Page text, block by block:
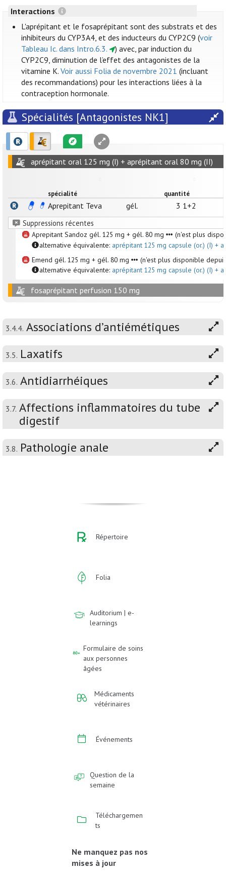
Interactions
L'aprépitant et le fosaprépitant sont des substrats et des
inhibiteurs du CYP3A4, et des inducteurs du CYP2C9 (voir
Tableau Ic. dans Intro.6.3.
) avec, par induction du
CYP2C9, diminution de l’effet des antagonistes de la
vitamine K.Voir aussi Folia de novembre 2021 (incluant
des recommandations) pour les interactions liées à la
contraception hormonale.
Spécialités [Antagonistes NK1]
aprépitant oral 125 mg (I) + aprépitant oral 80 mg (II)
spécialité quantité
Aprepitant Teva gél. 3 1+2
Suppressions récentes
Aprepitant Sandoz gél. 125 mg + gél. 80 mg
(n'est plus
alternative équivalente: aprépitant 125 mg capsule (or.) (I) +
Emend gél. 125 mg + gél. 80 mg
(n'est plus disponible
alternative équivalente: aprépitant 125 mg capsule (or.) (I) +
fosaprépitant perfusion 150 mg
3.4.4. Associations d’antiémétiques
3.5. Laxatifs
3.6. Antidiarrhéiques
3.7. Affections inflammatoires du tube
digestif
3.8. Pathologie anale
Répertoire
Folia
Auditorium | e-
learnings
Formulaire de soins
aux personnes
âgées
Médicaments
vétérinaires
Événements
Question de la
semaine
Téléchargemen
ts
Ne manquez pas nos
mises à jour